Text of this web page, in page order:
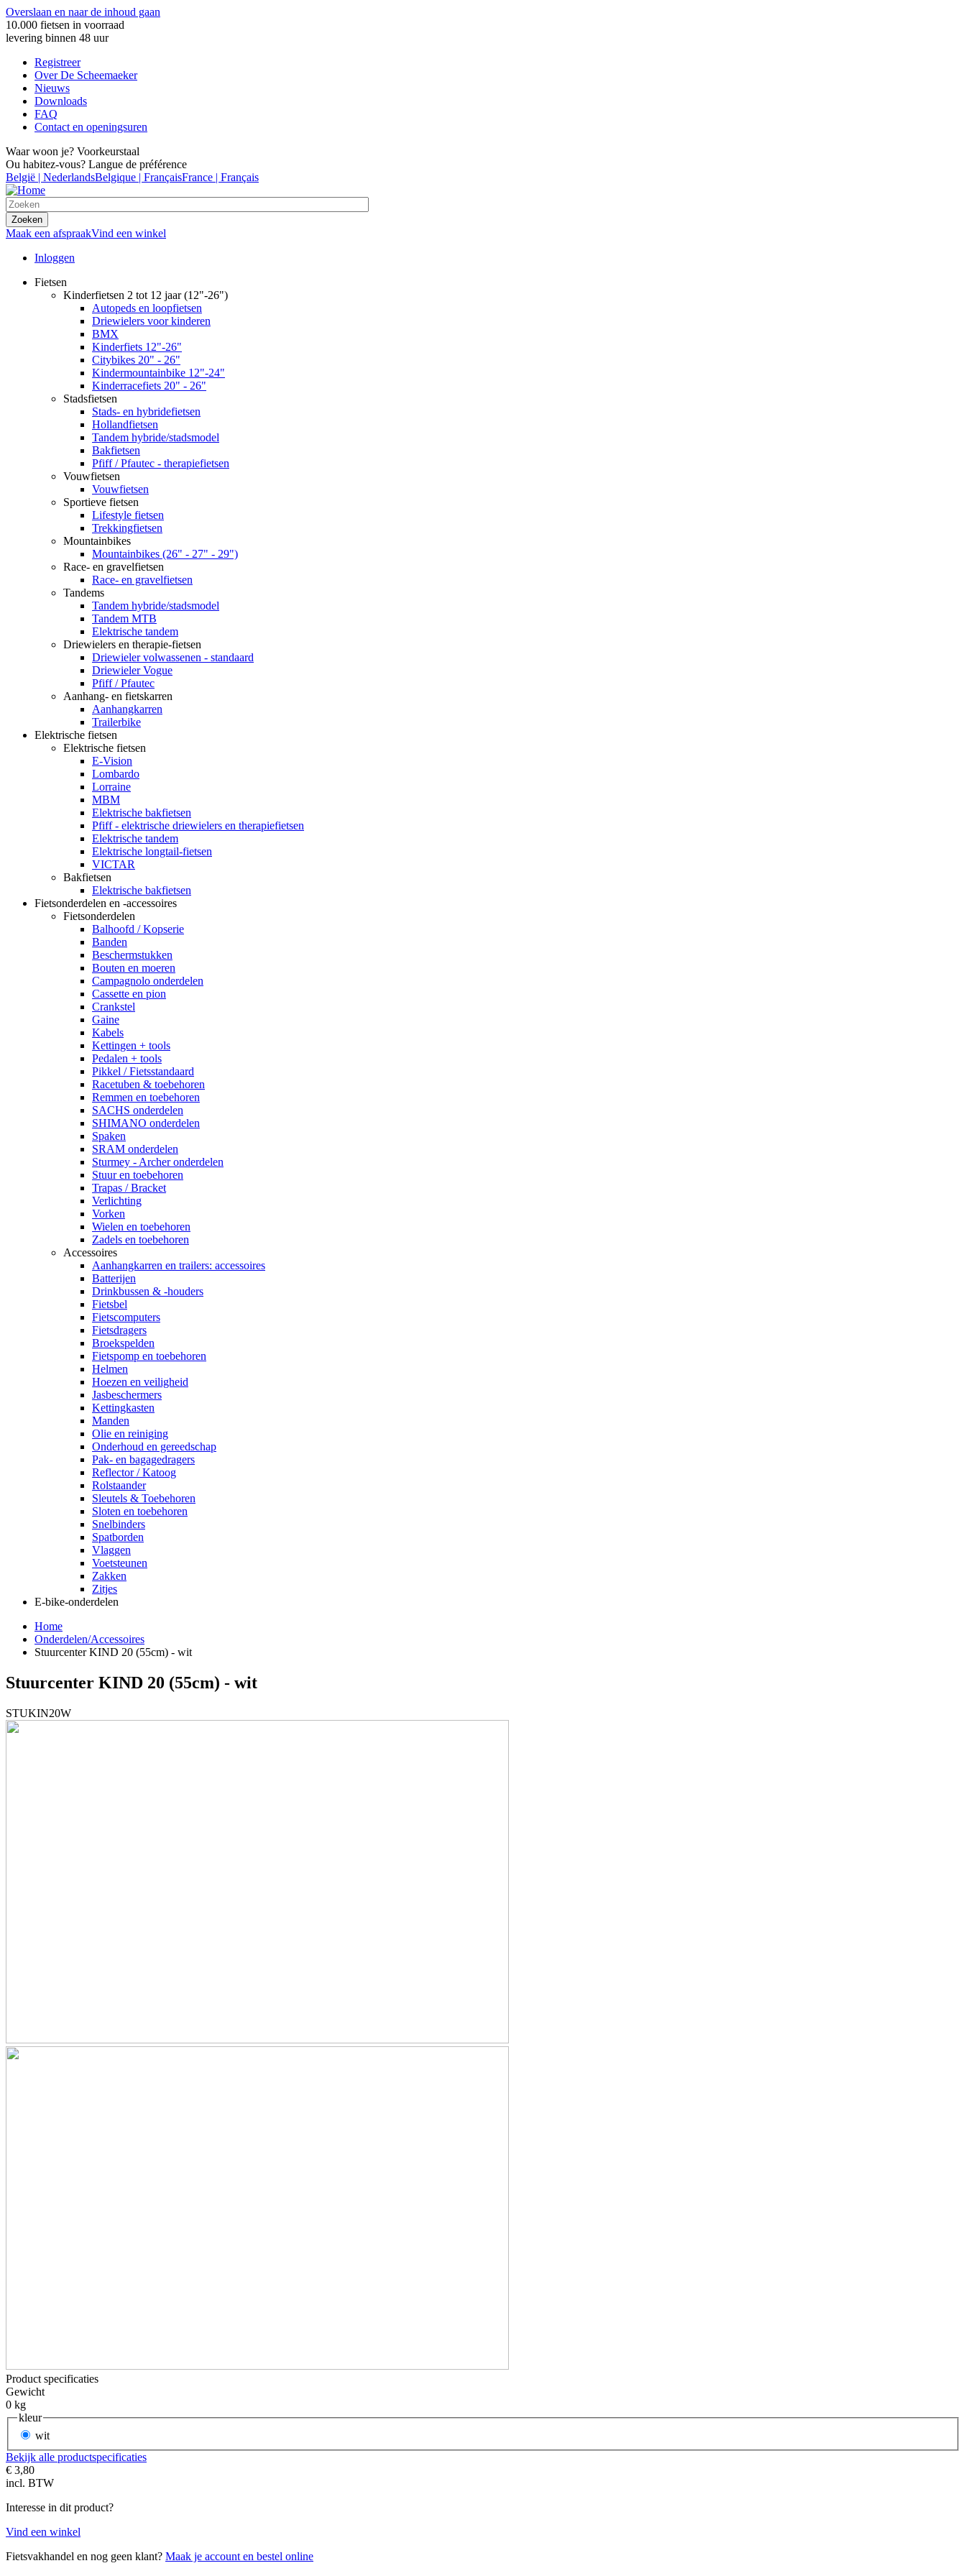
Overslaan en naar de inhoud gaan
10.000 fietsen in voorraad
levering binnen 48 uur
Registreer
Over De Scheemaeker
Nieuws
Downloads
FAQ
Contact en openingsuren
Waar woon je? Voorkeurstaal
Ou habitez-vous? Langue de préférence
België | NederlandsBelgique | FrançaisFrance | Français
Maak een afspraakVind een winkel
Inloggen
Fietsen
Kinderfietsen 2 tot 12 jaar (12"-26")
Autopeds en loopfietsen
Driewielers voor kinderen
BMX
Kinderfiets 12"-26"
Citybikes 20" - 26"
Kindermountainbike 12"-24"
Kinderracefiets 20" - 26"
Stadsfietsen
Stads- en hybridefietsen
Hollandfietsen
Tandem hybride/stadsmodel
Bakfietsen
Pfiff / Pfautec - therapiefietsen
Vouwfietsen
Vouwfietsen
Sportieve fietsen
Lifestyle fietsen
Trekkingfietsen
Mountainbikes
Mountainbikes (26" - 27" - 29")
Race- en gravelfietsen
Race- en gravelfietsen
Tandems
Tandem hybride/stadsmodel
Tandem MTB
Elektrische tandem
Driewielers en therapie-fietsen
Driewieler volwassenen - standaard
Driewieler Vogue
Pfiff / Pfautec
Aanhang- en fietskarren
Aanhangkarren
Trailerbike
Elektrische fietsen
Elektrische fietsen
E-Vision
Lombardo
Lorraine
MBM
Elektrische bakfietsen
Pfiff - elektrische driewielers en therapiefietsen
Elektrische tandem
Elektrische longtail-fietsen
VICTAR
Bakfietsen
Elektrische bakfietsen
Fietsonderdelen en -accessoires
Fietsonderdelen
Balhoofd / Kopserie
Banden
Beschermstukken
Bouten en moeren
Campagnolo onderdelen
Cassette en pion
Crankstel
Gaine
Kabels
Kettingen + tools
Pedalen + tools
Pikkel / Fietsstandaard
Racetuben & toebehoren
Remmen en toebehoren
SACHS onderdelen
SHIMANO onderdelen
Spaken
SRAM onderdelen
Sturmey - Archer onderdelen
Stuur en toebehoren
Trapas / Bracket
Verlichting
Vorken
Wielen en toebehoren
Zadels en toebehoren
Accessoires
Aanhangkarren en trailers: accessoires
Batterijen
Drinkbussen & -houders
Fietsbel
Fietscomputers
Fietsdragers
Broekspelden
Fietspomp en toebehoren
Helmen
Hoezen en veiligheid
Jasbeschermers
Kettingkasten
Manden
Olie en reiniging
Onderhoud en gereedschap
Pak- en bagagedragers
Reflector / Katoog
Rolstaander
Sleutels & Toebehoren
Sloten en toebehoren
Snelbinders
Spatborden
Vlaggen
Voetsteunen
Zakken
Zitjes
E-bike-onderdelen
Home
Onderdelen/Accessoires
Stuurcenter KIND 20 (55cm) - wit
Stuurcenter KIND 20 (55cm) - wit
STUKIN20W
Product specificaties
Gewicht
0 kg
kleur
wit
Bekijk alle productspecificaties
€ 3,80
incl. BTW
Interesse in dit product?
Vind een winkel
Fietsvakhandel en nog geen klant? Maak je account en bestel online